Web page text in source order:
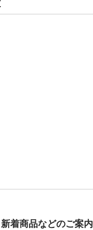
着商品などのご案内